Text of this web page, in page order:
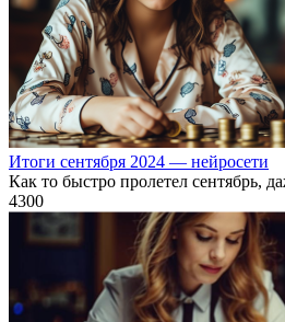
Итоги сентября 2024 — нейросети
Как то быстро пролетел сентябрь,
4300